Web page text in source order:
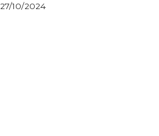
27/10/2024